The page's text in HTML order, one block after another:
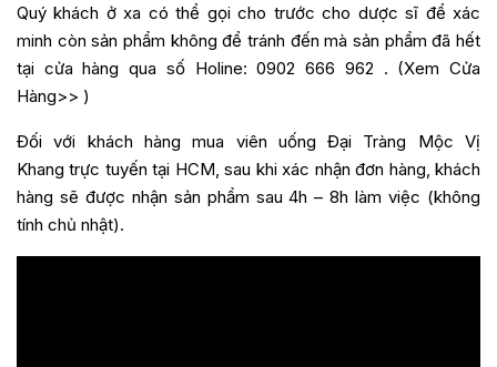
Quý khách ở xa có thể gọi cho trước cho dược sĩ để xác
minh còn sản phẩm không để tránh đến mà sản phẩm đã hết
tại cửa hàng qua số Holine:0902 666 962 . (Xem Cửa
Hàng>> )
Đối với khách hàng mua viên uống Đại Tràng Mộc Vị
Khang trực tuyến tại HCM, sau khi xác nhận đơn hàng, khách
hàng sẽ được nhận sản phẩm sau 4h – 8h làm việc (không
tính chủ nhật).